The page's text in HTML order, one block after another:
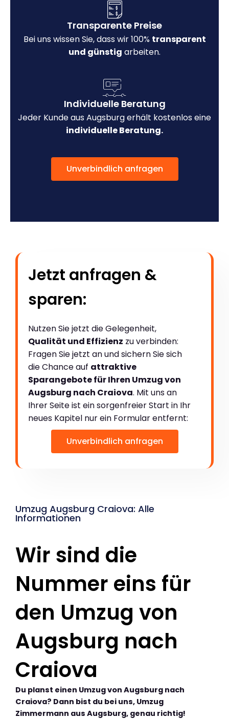
Transparente Preise
Bei uns wissen Sie, dass wir 100% transparent
und günstig arbeiten.
Individuelle Beratung
Jeder Kunde aus Augsburg erhält kostenlos eine
individuelle Beratung.
Unverbindlich anfragen
Jetzt anfragen &
sparen:
Nutzen Sie jetzt die Gelegenheit,
Qualität und Effizienz zu verbinden:
Fragen Sie jetzt an und sichern Sie sich
die Chance auf attraktive
Sparangebote für Ihren Umzug von
Augsburg nach Craiova. Mit uns an
Ihrer Seite ist ein sorgenfreier Start in Ihr
neues Kapitel nur ein Formular entfernt:
Unverbindlich anfragen
Umzug Augsburg Craiova: Alle
Informationen
Wir sind die
Nummer eins für
den Umzug von
Augsburg nach
Craiova
Du planst einen Umzug von Augsburg nach
Craiova? Dann bist du bei uns, Umzug
Zimmermann aus Augsburg, genau richtig!